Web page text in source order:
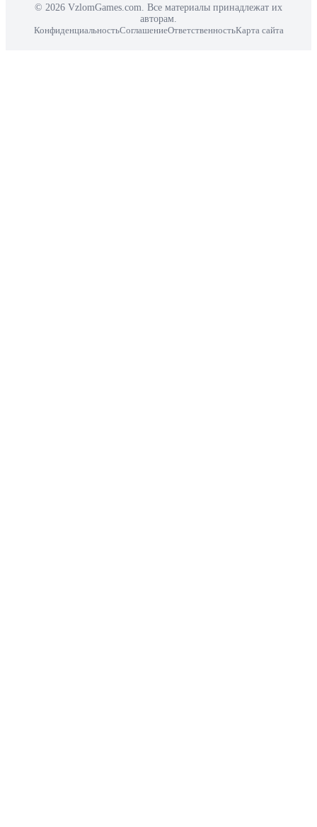
© 2026 VzlomGames.com. Все материалы принадлежат их
авторам.
КонфиденциальностьСоглашениеОтветственностьКарта сайта